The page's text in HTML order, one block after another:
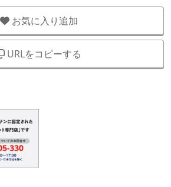
お気に入り追加
URLをコピーする